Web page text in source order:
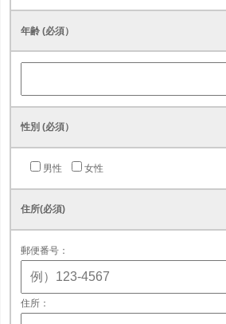
年齢 (必須）
性別 (必須）
男性 女性
住所(必須)
郵便番号：
住所：